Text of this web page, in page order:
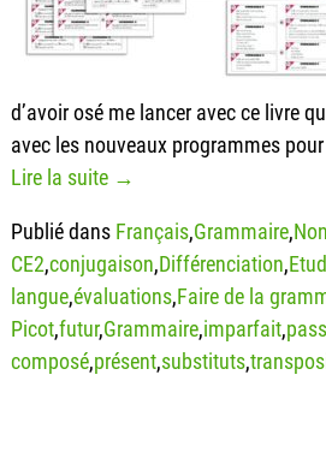
d’avoir osé me lancer avec ce livre
avec les nouveaux programmes pour
Lire la suite →
Publié dans Français,Grammaire,
CE2,conjugaison,Différenciation,
langue,évaluations,Faire de la
Picot,futur,Grammaire,imparfait,
composé,présent,substituts,